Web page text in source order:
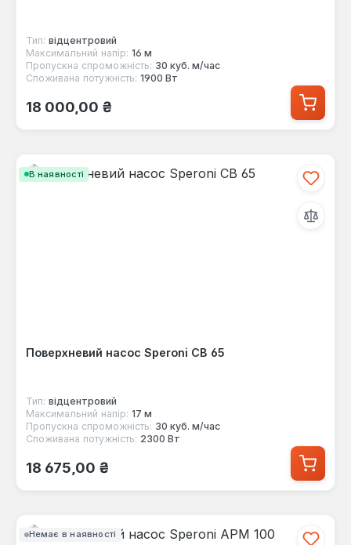
Тип: відцентровий
Максимальний напір: 16 м
Пропускна спроможність: 30 куб. м/час
Споживана потужність: 1900 Вт
Звичайна ціна:
18 000,00 ₴
В наявності
Поверхневий насос Speroni СВ 65
Тип: відцентровий
Максимальний напір: 17 м
Пропускна спроможність: 30 куб. м/час
Споживана потужність: 2300 Вт
Звичайна ціна:
18 675,00 ₴
Немає в наявності